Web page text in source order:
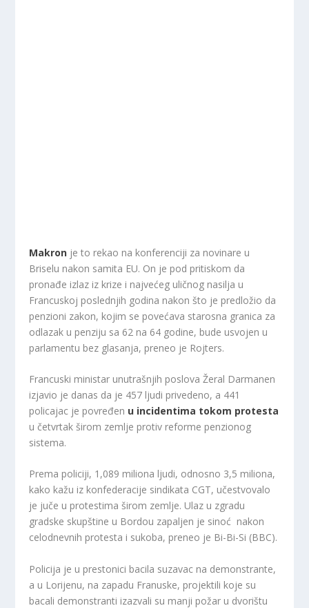
Makron je to rekao na konferenciji za novinare u
Briselu nakon samita EU. On je pod pritiskom da
pronađe izlaz iz krize i najvećeg uličnog nasilja u
Francuskoj poslednjih godina nakon što je predložio da
penzioni zakon, kojim se povećava starosna granica za
odlazak u penziju sa 62 na 64 godine, bude usvojen u
parlamentu bez glasanja, preneo je Rojters.
Francuski ministar unutrašnjih poslova Žeral Darmanen
izjavio je danas da je 457 ljudi privedeno, a 441
policajac je povređen u incidentima tokom protesta
u četvrtak širom zemlje protiv reforme penzionog
sistema.
Prema policiji, 1,089 miliona ljudi, odnosno 3,5 miliona,
kako kažu iz konfederacije sindikata CGT, učestvovalo
je juče u protestima širom zemlje. Ulaz u zgradu
gradske skupštine u Bordou zapaljen je sinoć nakon
celodnevnih protesta i sukoba, preneo je Bi-Bi-Si (BBC).
Policija je u prestonici bacila suzavac na demonstrante,
a u Lorijenu, na zapadu Franuske, projektili koje su
bacali demonstranti izazvali su manji požar u dvorištu